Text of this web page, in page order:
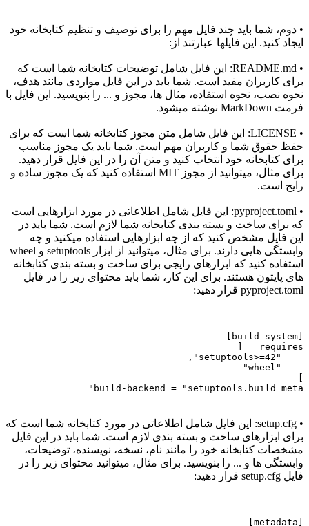
• دوم، شما باید چند فایل مهم را برای توصیف و تنظیم کتابخانه خود
ایجاد کنید. این فایلها عبارتند از:
• README.md: این فایل شامل توضیحات کتابخانه شما است که
برای کاربران مفید است. شما باید در این فایل مواردی مانند هدف،
نحوه نصب، نحوه استفاده، مثال ها، مجوز و ... را بنویسید. این فایل با
فرمت MarkDown نوشته میشود.
• LICENSE: این فایل شامل متن مجوز کتابخانه شما است که برای
حفظ حقوق شما و کاربران مهم است. شما باید یک مجوز مناسب
برای کتابخانه خود انتخاب کنید و متن آن را در این فایل قرار دهید.
برای مثال، میتوانید از مجوز MIT استفاده کنید که یک مجوز ساده و
رایج است.
• pyproject.toml: این فایل شامل اطلاعاتی در مورد ابزارهایی است
که برای ساخت و بسته بندی کتابخانه شما لازم است. شما باید در
این فایل مشخص کنید که از چه ابزارهایی استفاده میکنید و چه
وابستگی هایی دارند. برای مثال، میتوانید از ابزار setuptools و wheel
استفاده کنید که ابزارهای رایجی برای ساخت و بسته بندی کتابخانه
های پایتون هستند. برای این کار، شما باید محتوای زیر را در فایل
pyproject.toml قرار دهید:
requires = [
"setuptools>=42",
"wheel"
build-backend = "setuptools.build_meta"
• setup.cfg: این فایل شامل اطلاعاتی در مورد کتابخانه شما است که
برای ابزارهای ساخت و بسته بندی لازم است. شما باید در این فایل
مشخصات کتابخانه خود را مانند نام، نسخه، نویسنده، توضیحات،
وابستگی ها و ... را بنویسید. برای مثال، میتوانید محتوای زیر را در
فایل setup.cfg قرار دهید: